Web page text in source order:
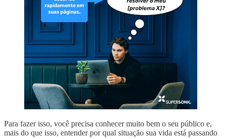
Para fazer isso, você precisa conhecer muito bem o seu público e,
mais do que isso, entender por qual situação sua vida está passando